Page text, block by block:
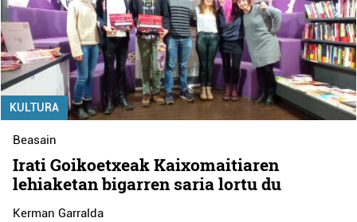
KULTURA
Beasain
Irati Goikoetxeak Kaixomaitiaren
lehiaketan bigarren saria lortu du
Kerman Garralda